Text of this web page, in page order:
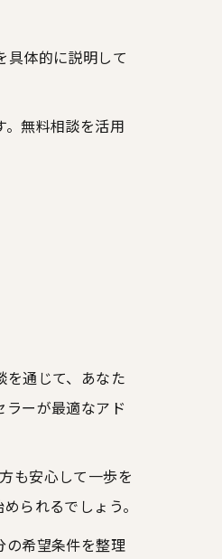
具体的に説明して
無料相談を活用
を通じて、あなた
ーが最適なアド
も安心して一歩を
られるでしょう。
の希望条件を整理